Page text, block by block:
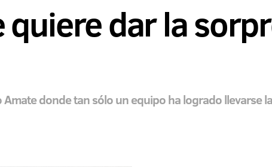
dar la
donde tan sólo un equipo ha logrado llevarse